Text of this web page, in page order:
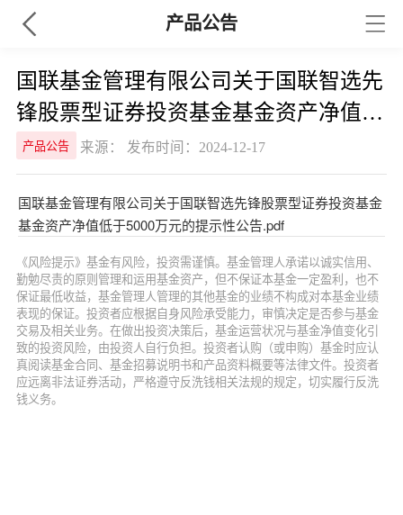
产品公告
国联基金管理有限公司关于国联智选先
锋股票型证券投资基金基金资产净值低
于5000万元的提示性公告
产品公告 来源： 发布时间：2024-12-17
国联基金管理有限公司关于国联智选先锋股票型证券投资基金
基金资产净值低于5000万元的提示性公告.pdf
《风险提示》基金有风险，投资需谨慎。基金管理人承诺以诚实信用、
勤勉尽责的原则管理和运用基金资产，但不保证本基金一定盈利，也不
保证最低收益，基金管理人管理的其他基金的业绩不构成对本基金业绩
表现的保证。投资者应根据自身风险承受能力，审慎决定是否参与基金
交易及相关业务。在做出投资决策后，基金运营状况与基金净值变化引
致的投资风险，由投资人自行负担。投资者认购（或申购）基金时应认
真阅读基金合同、基金招募说明书和产品资料概要等法律文件。投资者
应远离非法证券活动，严格遵守反洗钱相关法规的规定，切实履行反洗
钱义务。